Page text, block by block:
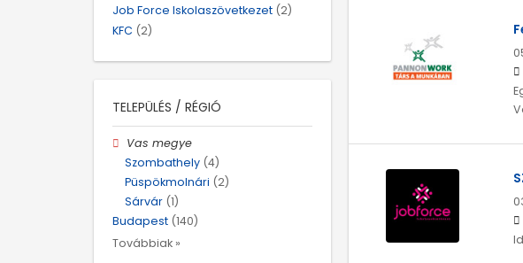
Job Force Iskolaszövetkezet (2)
KFC (2)
TELEPÜLÉS / RÉGIÓ
Vas megye
Szombathely (4)
Püspökmolnári (2)
Sárvár (1)
Budapest (140)
Továbbiak »